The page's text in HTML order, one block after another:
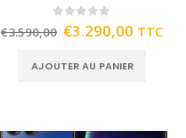
out of 5
€3.590,00 €3.290,00 TTC
AJOUTER AU PANIER